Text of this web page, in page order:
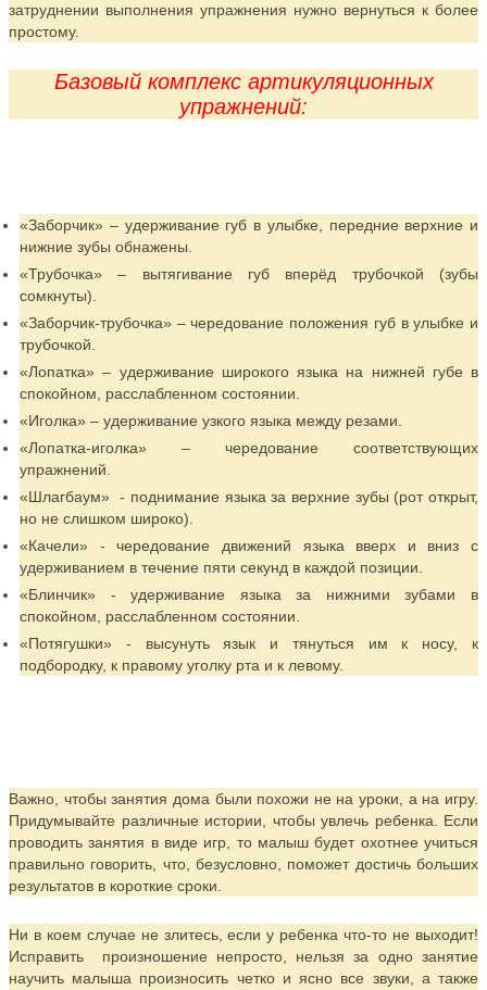
затруднении выполнения упражнения нужно вернуться к более
простому.
Базовый комплекс артикуляционных
упражнений:
«Заборчик» – удерживание губ в улыбке, передние верхние и
нижние зубы обнажены.
«Трубочка» – вытягивание губ вперёд трубочкой (зубы
сомкнуты).
«Заборчик-трубочка» – чередование положения губ в улыбке и
трубочкой.
«Лопатка» – удерживание широкого языка на нижней губе в
спокойном, расслабленном состоянии.
«Иголка» – удерживание узкого языка между резами.
«Лопатка-иголка» – чередование соответствующих
упражнений.
«Шлагбаум» - поднимание языка за верхние зубы (рот открыт,
но не слишком широко).
«Качели» - чередование движений языка вверх и вниз с
удерживанием в течение пяти секунд в каждой позиции.
«Блинчик» - удерживание языка за нижними зубами в
спокойном, расслабленном состоянии.
«Потягушки» - высунуть язык и тянуться им к носу, к
подбородку, к правому уголку рта и к левому.
Важно, чтобы занятия дома были похожи не на уроки, а на игру.
Придумывайте различные истории, чтобы увлечь ребенка. Если
проводить занятия в виде игр, то малыш будет охотнее учиться
правильно говорить, что, безусловно, поможет достичь больших
результатов в короткие сроки.
Ни в коем случае не злитесь, если у ребенка что-то не выходит!
Исправить произношение непросто, нельзя за одно занятие
научить малыша произносить четко и ясно все звуки, а также